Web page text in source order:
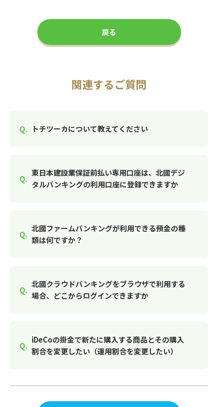
戻る
関連するご質問
トチツーカについて教えてください
東日本建設業保証前払い専用口座は、北國デジ
タルバンキングの利用口座に登録できますか
北國ファームバンキングが利用できる預金の種
類は何ですか？
北國クラウドバンキングをブラウザで利用する
場合、どこからログインできますか
iDeCoの掛金で新たに購入する商品とその購入
割合を変更したい（運用割合を変更したい）